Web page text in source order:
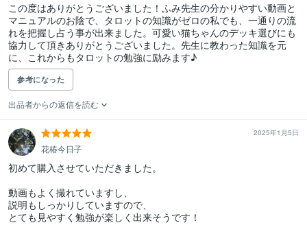
この度はありがとうございました！ふみ先生の分かりやすい動画と
マニュアルのお陰で、タロットの知識がゼロの私でも、一通りの流
れを把握し占う事が出来ました。可愛い猫ちゃんのデッキ選びにも
協力して頂きありがとうございました。先生に教わった知識を元
に、これからもタロットの勉強に励みます♪
参考になった
出品者からの返信を読む
2025年1月5日
花椿今日子
初めて購入させていただきました。
動画もよく撮れていますし、
説明もしっかりしていますので、
とても見やすく勉強が楽しく出来そうです！